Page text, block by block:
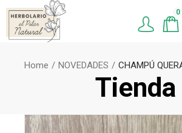
0
Tienda
Home NOVEDADES CHAMPÚ